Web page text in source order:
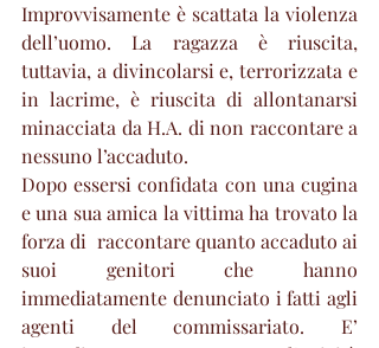
Improvvisamente è scattata la violenza
dell’uomo. La ragazza è riuscita,
tuttavia, a divincolarsi e, terrorizzata e
in lacrime, è riuscita di allontanarsi
minacciata da H.A. di non raccontare a
nessuno l’accaduto.
Dopo essersi confidata con una cugina
e una sua amica la vittima ha trovato la
forza di  raccontare quanto accaduto ai
suoi genitori che hanno
immediatamente denunciato i fatti agli
agenti del commissariato. E’